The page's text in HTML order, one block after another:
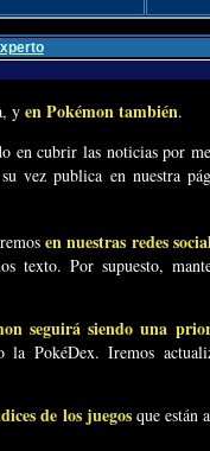
y en Pokémon también.
en cubrir las noticias por
vez publica en nuestra
en nuestras redes
texto. Por supuesto,
seguirá siendo una
la PokéDex. Iremos
de los juegosque están